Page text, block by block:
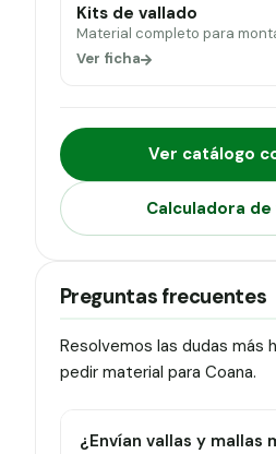
Kits de vallado
Material completo para
Ver ficha
Ver catálogo
Calculadora de
Preguntas frecuentes
Resolvemos las dudas más
pedir material para Coana.
¿Envían vallas y mallas